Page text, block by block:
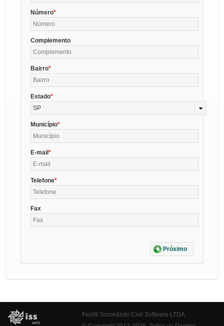
Número
Complemento
Bairro
Estado
SP
Município
E-mail
Telefone
Fax
Próximo
Fiorilli Sociedade Civil Software LTDA